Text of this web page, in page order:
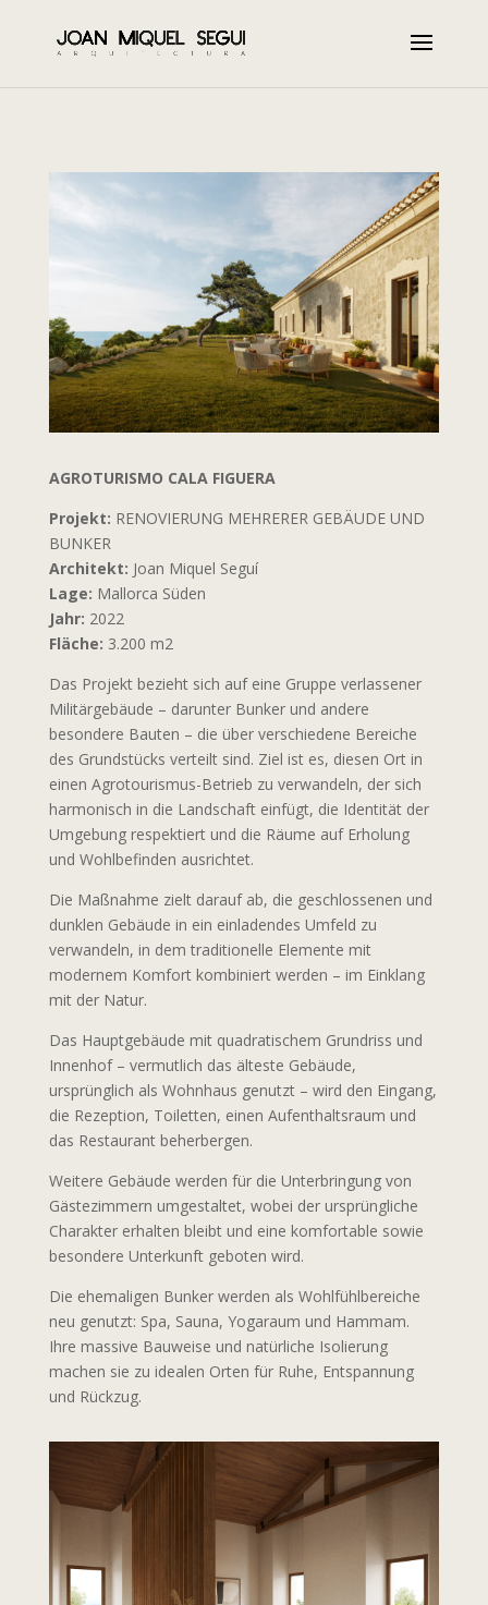
AGROTURISMO CALA FIGUERA
Projekt: RENOVIERUNG MEHRERER GEBÄUDE UND
BUNKER
Architekt: Joan Miquel Seguí
Lage: Mallorca Süden
Jahr: 2022
Fläche: 3.200 m2
Das Projekt bezieht sich auf eine Gruppe verlassener
Militärgebäude – darunter Bunker und andere
besondere Bauten – die über verschiedene Bereiche
des Grundstücks verteilt sind. Ziel ist es, diesen Ort in
einen Agrotourismus-Betrieb zu verwandeln, der sich
harmonisch in die Landschaft einfügt, die Identität der
Umgebung respektiert und die Räume auf Erholung
und Wohlbefinden ausrichtet.
Die Maßnahme zielt darauf ab, die geschlossenen und
dunklen Gebäude in ein einladendes Umfeld zu
verwandeln, in dem traditionelle Elemente mit
modernem Komfort kombiniert werden – im Einklang
mit der Natur.
Das Hauptgebäude mit quadratischem Grundriss und
Innenhof – vermutlich das älteste Gebäude,
ursprünglich als Wohnhaus genutzt – wird den Eingang,
die Rezeption, Toiletten, einen Aufenthaltsraum und
das Restaurant beherbergen.
Weitere Gebäude werden für die Unterbringung von
Gästezimmern umgestaltet, wobei der ursprüngliche
Charakter erhalten bleibt und eine komfortable sowie
besondere Unterkunft geboten wird.
Die ehemaligen Bunker werden als Wohlfühlbereiche
neu genutzt: Spa, Sauna, Yogaraum und Hammam.
Ihre massive Bauweise und natürliche Isolierung
machen sie zu idealen Orten für Ruhe, Entspannung
und Rückzug.